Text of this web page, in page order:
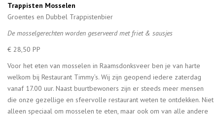
Trappisten Mosselen
Groentes en Dubbel Trappistenbier
De mosselgerechten worden geserveerd met friet & sausjes
€ 28,50 PP
Voor het eten van mosselen in Raamsdonksveer ben je van harte
welkom bij Restaurant Timmy’s. Wij zijn geopend iedere zaterdag
vanaf 17.00 uur. Naast buurtbewoners zijn er steeds meer mensen
die onze gezellige en sfeervolle restaurant weten te ontdekken. Niet
alleen speciaal om mosselen te eten, maar ook om van alle andere